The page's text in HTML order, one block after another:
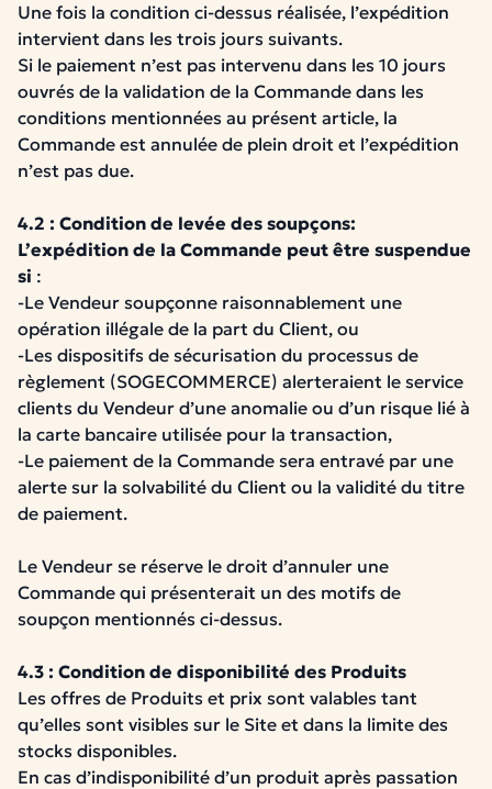
Une fois la condition ci-dessus réalisée, l’expédition
intervient dans les trois jours suivants.
Si le paiement n’est pas intervenu dans les 10 jours
ouvrés de la validation de la Commande dans les
conditions mentionnées au présent article, la
Commande est annulée de plein droit et l’expédition
n’est pas due.
4.2 : Condition de levée des soupçons:
L’expédition de la Commande peut être suspendue
si :
-Le Vendeur soupçonne raisonnablement une
opération illégale de la part du Client, ou
-Les dispositifs de sécurisation du processus de
règlement (SOGECOMMERCE) alerteraient le service
clients du Vendeur d’une anomalie ou d’un risque lié à
la carte bancaire utilisée pour la transaction,
-Le paiement de la Commande sera entravé par une
alerte sur la solvabilité du Client ou la validité du titre
de paiement.
Le Vendeur se réserve le droit d’annuler une
Commande qui présenterait un des motifs de
soupçon mentionnés ci-dessus.
4.3 : Condition de disponibilité des Produits
Les offres de Produits et prix sont valables tant
qu’elles sont visibles sur le Site et dans la limite des
stocks disponibles.
En cas d’indisponibilité d’un produit après passation